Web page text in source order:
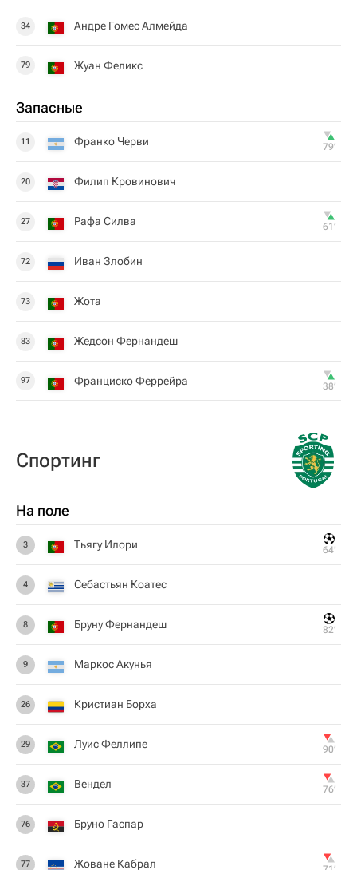
34 Андре Гомес Алмейда
79 Жуан Феликс
Запасные
11 Франко Черви 79‎’‎
20 Филип Кровинович
27 Рафа Силва 61‎’‎
72 Иван Злобин
73 Жота
83 Жедсон Фернандеш
97 Франциско Феррейра 38‎’‎
Спортинг
На поле
3 Тьягу Илори 64‎’‎
4 Себастьян Коатес
8 Бруну Фернандеш 82‎’‎
9 Маркос Акунья
26 Кристиан Борха
29 Луис Феллипе 90‎’‎
37 Вендел 76‎’‎
76 Бруно Гаспар
77 Жоване Кабрал